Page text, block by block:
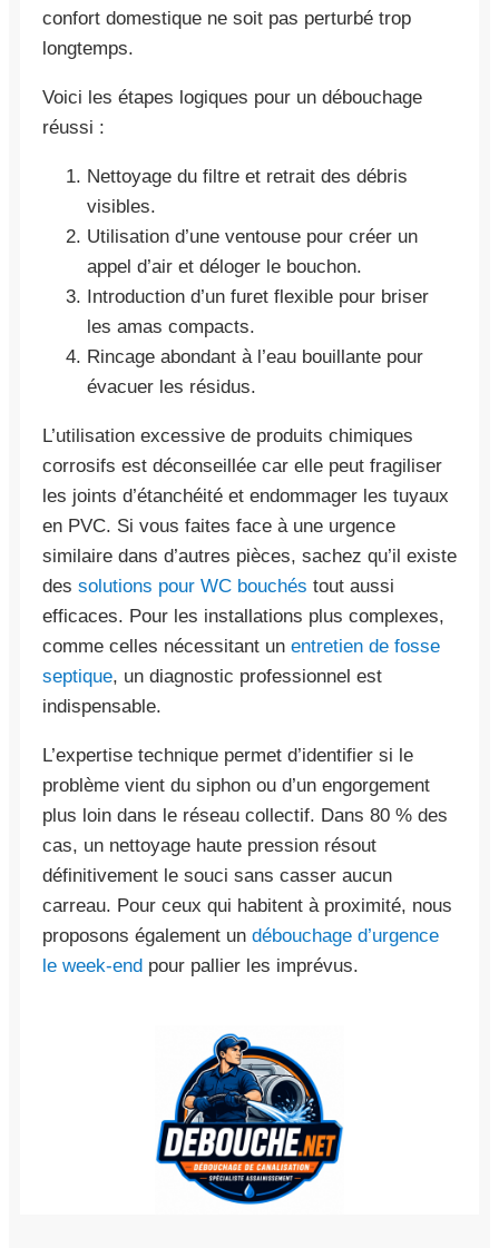
confort domestique ne soit pas perturbé trop
longtemps.
Voici les étapes logiques pour un débouchage
réussi :
Nettoyage du filtre et retrait des débris
visibles.
Utilisation d’une ventouse pour créer un
appel d’air et déloger le bouchon.
Introduction d’un furet flexible pour briser
les amas compacts.
Rincage abondant à l’eau bouillante pour
évacuer les résidus.
L’utilisation excessive de produits chimiques
corrosifs est déconseillée car elle peut fragiliser
les joints d’étanchéité et endommager les tuyaux
en PVC. Si vous faites face à une urgence
similaire dans d’autres pièces, sachez qu’il existe
des solutions pour WC bouchés tout aussi
efficaces. Pour les installations plus complexes,
comme celles nécessitant un entretien de fosse
septique, un diagnostic professionnel est
indispensable.
L’expertise technique permet d’identifier si le
problème vient du siphon ou d’un engorgement
plus loin dans le réseau collectif. Dans 80 % des
cas, un nettoyage haute pression résout
définitivement le souci sans casser aucun
carreau. Pour ceux qui habitent à proximité, nous
proposons également un débouchage d’urgence
le week-end pour pallier les imprévus.